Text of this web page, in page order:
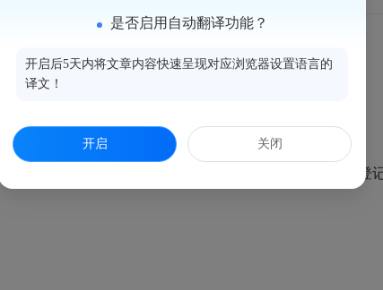
公示营业执照作废声明的不需提交）。
（遗失除外）；
已领取外国（地区）企业常驻代表机构
是否启用自动翻译功能？
开启后5天内将文章内容快速呈现对应浏览器设置语言的
译文！
开启 关闭